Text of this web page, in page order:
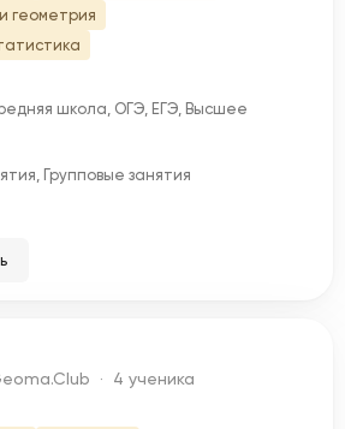
геометрия
школа, ОГЭ, ЕГЭ, Высшее
Групповые занятия
· 4 ученика